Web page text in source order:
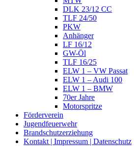
DLK 23/12 CC
TLF 24/50
PKW
Anhänger
LF 16/12
GW-Öl
TLF 16/25
ELW 1 – VW Passat
ELW 1 – Audi 100
ELW 1 – BMW
70er Jahre
Motorspritze
Förderverein
Jugendfeuerwehr
Brandschutzerziehung
Kontakt | Impressum | Datenschutz